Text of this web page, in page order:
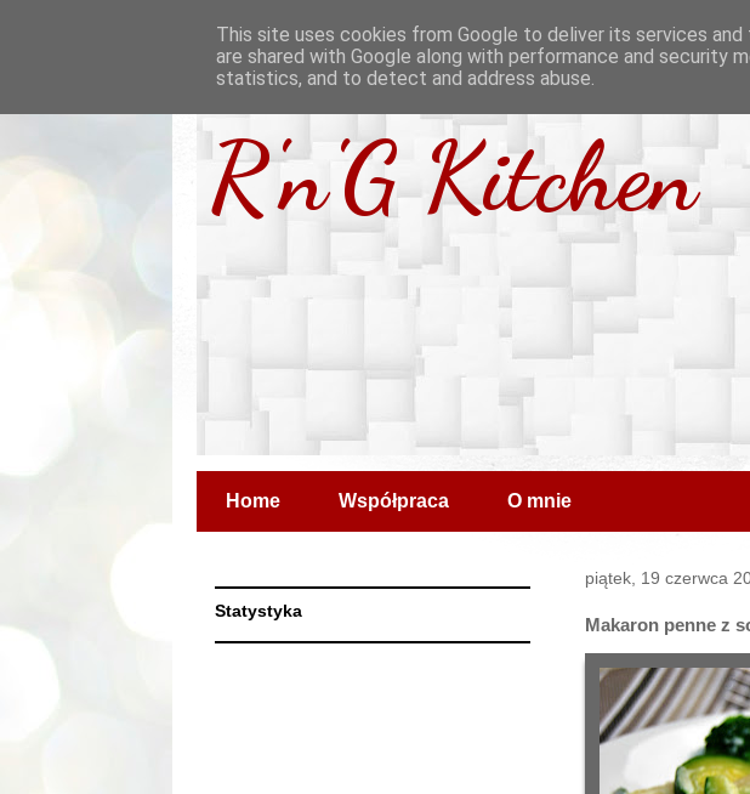
R'n'G Kitchen
Home Współpraca O mnie
piątek, 19 czerwca
Makaron penne z
Statystyka
This site uses cookies from Google to deliver its services
are shared with Google along with performance and security
statistics, and to detect and address abuse.